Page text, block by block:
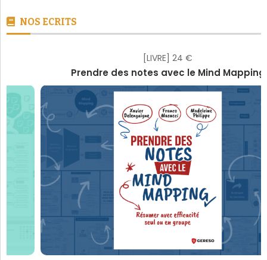
NOS ECRITS
[LIVRE] 24 €
Prendre des notes avec le Mind Mapping